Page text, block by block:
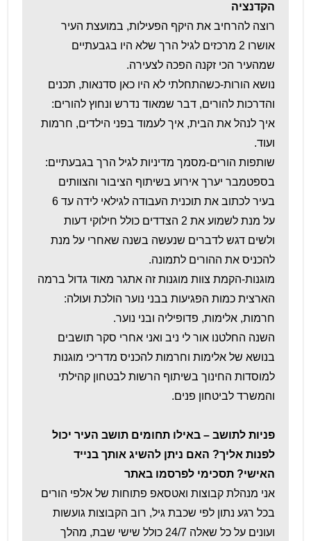
הקדנציה
רוצה להרחיב את היקף הפעילות, במועצת העיר
אושרו 2 מרכזים לגיל הרך שלא היו בגבעתיים
שמהעיר הכי זקנה הפכה לצעירה.
נושא הורות-כשהתחלתי לא היו כאן סדנאות, תכנים
והדרכות להורים, דבר שמאוד נדרש ונחוץ להורים:
איך לנהל את הבית, איך לעמוד בפני הילדים, חרמות
ועוד.
שותפות הורים-מסמך מדיניות לגיל הרך בגבעתיים:
בספטמבר יערך אירוע בשיתוף הציבור והצוותים
על מנת לשמוע את 2 הצדדים כולל חילוקי דעות
ולשים דגש לדברים שנעשה בשנה שאחרי על מנת
להכניס את ההורים לתמונה.
מוגנות-הקמת צוות מוגנות זה אתגר מאוד גדול ברמה
הארצית כמות הפגיעות בבני נוער הולכת ועולה:
חרמות, אלימות, פדופיליה ובני נוער.
השנה החלטנו אור לי ניב ואני אחרי סקר תושבים
בנושא של אלימות וחרמות להכניס מדריכי מוגנות
למוסדות החינוך בשיתוף הרשות לבטחון קהילתי
והמשרד לביטחון פנים.
פניות לתושב – באילו תחומים תושב העיר יכול
לפנות אליך? האם ניתן להשיג אותך בנייד
האישי? תסכימי לפרסמו באתר
אני מנהלת קבוצות ואטסאפ פתוחות של אלפי הורים
בכל רגע נתון לפי שכבת גיל, רוב הקבוצות גועשות
ועונים על כל שאלה 24/7 כולל שישי שבת, מהלך